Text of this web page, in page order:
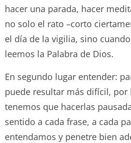
hacer una parada, hacer
no solo el rato –corto
el día de la vigilia, sino
leemos la Palabra de Dios.
En segundo lugar entender:
puede resultar más difícil, por
tenemos que hacerlas
sentido a cada frase, a cada
entendamos y penetre bien